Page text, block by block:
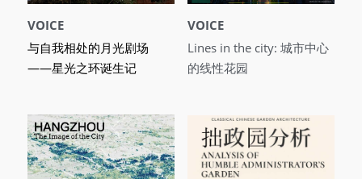
VOICE
与自我相处的月光剧场
——星光之环诞生记
VOICE
Lines in the city: 城市中心
的线性花园